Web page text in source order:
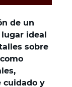
de un
lugar ideal
sobre
cuidado y